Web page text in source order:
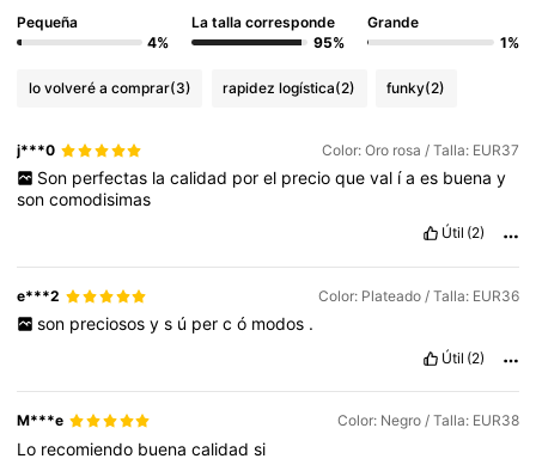
896K Seguidores
896K Seguidores
4,86 896K Seguidores
4,86
Pequeña
4%
La talla corresponde
95%
Grande
1%
lo volveré a comprar(3) rapidez logística(2) funky(2)
j***0 Color: Oro rosa / Talla: EUR37
Son perfectas la calidad por el precio que val ía es buena y
soncomodisimas
Útil (2)
e***2 Color: Plateado / Talla: EUR36
son preciosos y s ú per c ó modos .
Útil (2)
M***e Color: Negro / Talla: EUR38
Lo recomiendo buenacalidadsi